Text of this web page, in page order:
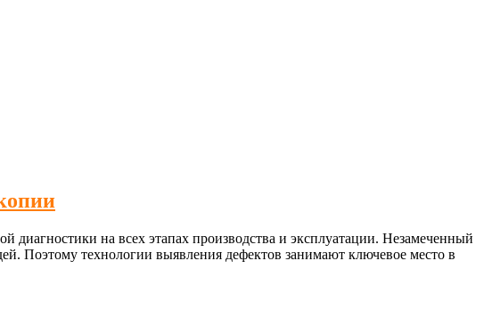
на всех этапах производства и эксплуатации. Незамеченный
Поэтому технологии выявления дефектов занимают ключевое место в